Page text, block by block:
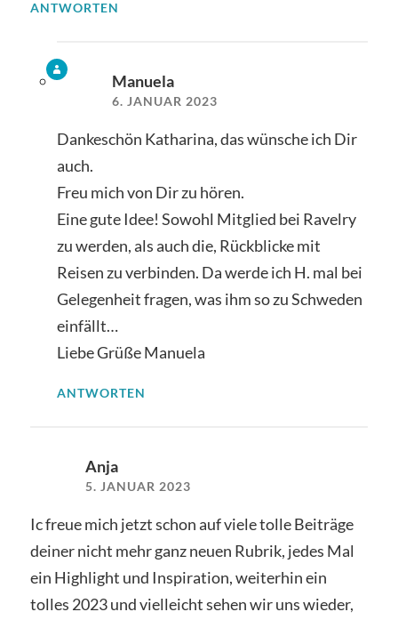
ANTWORTEN
Manuela
6. JANUAR 2023
Dankeschön Katharina, das wünsche ich Dir
auch.
Freu mich von Dir zu hören.
Eine gute Idee! Sowohl Mitglied bei Ravelry
zu werden, als auch die, Rückblicke mit
Reisen zu verbinden. Da werde ich H. mal bei
Gelegenheit fragen, was ihm so zu Schweden
einfällt…
Liebe Grüße Manuela
ANTWORTEN
Anja
5. JANUAR 2023
Ic freue mich jetzt schon auf viele tolle Beiträge
deiner nicht mehr ganz neuen Rubrik, jedes Mal
ein Highlight und Inspiration, weiterhin ein
tolles 2023 und vielleicht sehen wir uns wieder,